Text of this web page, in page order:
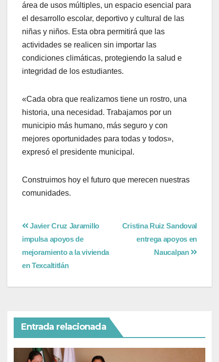
área de usos múltiples, un espacio esencial para
el desarrollo escolar, deportivo y cultural de las
niñas y niños. Esta obra permitirá que las
actividades se realicen sin importar las
condiciones climáticas, protegiendo la salud e
integridad de los estudiantes.
«Cada obra que realizamos tiene un rostro, una
historia, una necesidad. Trabajamos por un
municipio más humano, más seguro y con
mejores oportunidades para todas y todos»,
expresó el presidente municipal.
Construimos hoy el futuro que merecen nuestras
comunidades.
Cristina Ruiz Sandoval
entrega apoyos en
Naucalpan
Javier Cruz Jaramillo
impulsa apoyos de
mejoramiento a la vivienda
en Texcaltitlán
Entrada relacionada